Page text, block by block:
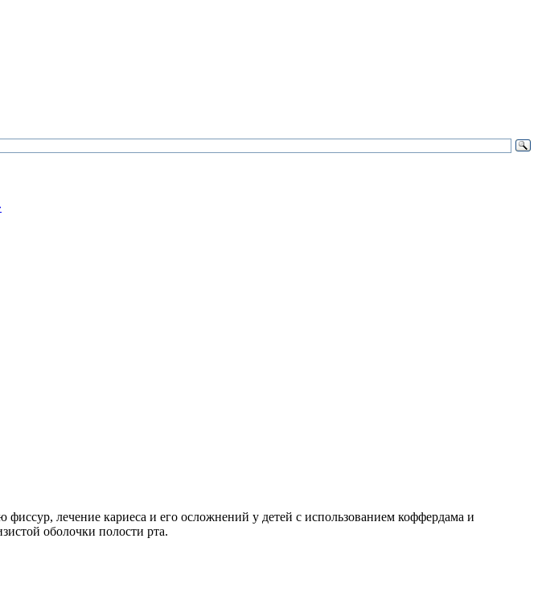
лечение кариеса и его осложнений у детей с использованием коффердама и
оболочки полости рта.